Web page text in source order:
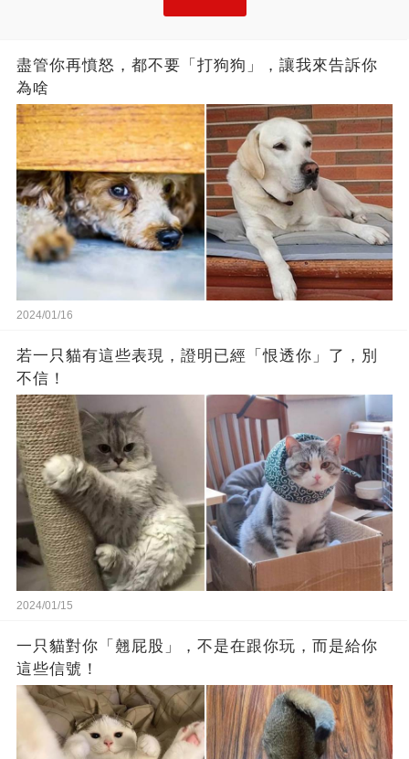
盡管你再憤怒，都不要「打狗狗」，讓我來告訴你
為啥
2024/01/16
若一只貓有這些表現，證明已經「恨透你」了，別
不信！
2024/01/15
一只貓對你「翹屁股」，不是在跟你玩，而是給你
這些信號！